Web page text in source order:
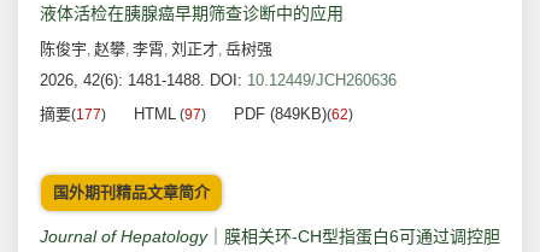
液体活检在胰腺癌早期筛查诊断中的应用
陈俊宇, 赵攀, 李霄, 刘正才, 岳树强
2026, 42(6): 1481-1488. DOI: 10.12449/JCH260636
摘要(177) HTML (97) PDF (849KB)(62)
国外期刊精品文章简介
Journal of Hepatology｜膜相关环-CH型指蛋白6可通过调控胆